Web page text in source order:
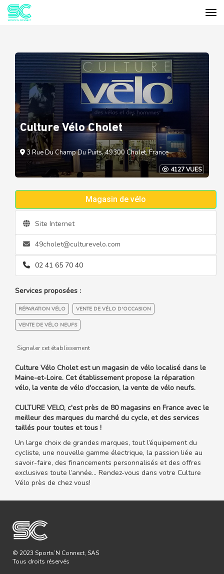
Culture Vélo Cholet
3 Rue Du Champ Du Puits, 49300 Cholet, France
4127 VUES
Magasin de vélo
Site Internet
49cholet@culturevelo.com
02 41 65 70 40
Services proposées :
RÉPARATION VÉLO VENTE DE VÉLO D'OCCASION
VENTE DE VÉLO NEUFS
Signaler cet établissement
Culture Vélo Cholet est un magasin de vélo localisé dans le
Maine-et-Loire. Cet établissement propose la réparation
vélo, la vente de vélo d'occasion, la vente de vélo neufs.
CULTURE VELO, c'est près de 80 magasins en France avec le
meilleur des marques du marché du cycle, et des services
taillés pour toutes et tous !
Un large choix de grandes marques, tout l’équipement du
cycliste, une nouvelle gamme électrique, la passion liée au
savoir-faire, des financements personnalisés et des offres
exclusives toute l’année... Rendez-vous dans votre Culture
Vélo près de chez vous!
© 2023 Sports’N Connect, SAS
Tous droits réservés